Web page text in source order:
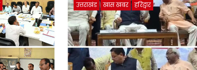
उत्तराखंड खास खबर हरिद्वार